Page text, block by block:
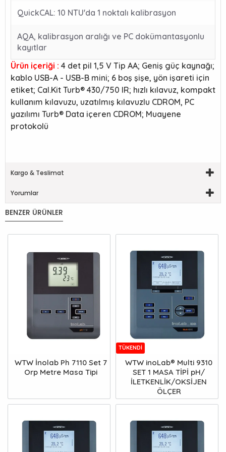
BENZER ÜRÜNLER
WTW İnolab Ph 7110 Set 7
Orp Metre Masa Tipi
TÜKENDI
WTW inoLab® Multi 9310
SET 1 MASA TİPİ pH/
İLETKENLİK/OKSİJEN
ÖLÇER
QuickCAL: 10 NTU'da 1 noktalı kalibrasyon
AQA, kalibrasyon aralığı ve PC dokümantasyonlu
kayıtlar
Ürün içeriği : 4 det pil 1,5 V Tip AA; Geniş güç kaynağı;
kablo USB-A - USB-B mini; 6 boş şişe, yön işareti için
etiket; Cal.Kit Turb® 430/750 IR; hızlı kılavuz, kompakt
kullanım kılavuzu, uzatılmış kılavuzlu CDROM, PC
yazılımı Turb® Data içeren CDROM; Muayene
protokolü
Kargo & Teslimat
Yorumlar